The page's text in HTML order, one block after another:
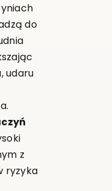
do
udaru
z
ryzyka